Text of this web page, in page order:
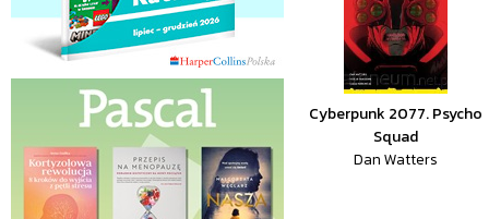
Cyberpunk 2077. Psycho
Squad
Dan Watters